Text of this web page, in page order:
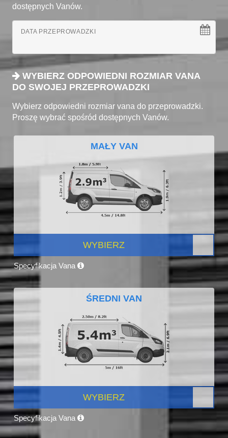
dostępnych Vanów.
DATA PRZEPROWADZKI
WYBIERZ ODPOWIEDNI ROZMIAR VANA
DO SWOJEJ PRZEPROWADZKI
Wybierz odpowiedni rozmiar vana do przeprowadzki.
Proszę wybrać spośród dostępnych Vanów.
MAŁY VAN
WYBIERZ
Specyfikacja Vana
ŚREDNI VAN
WYBIERZ
Specyfikacja Vana